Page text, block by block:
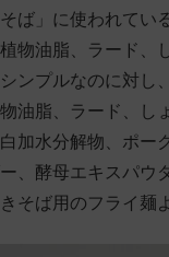
ば」に使われてい
物油脂、ラード、
ンプルなのに対し
油脂、ラード、し
加水分解物、ポー
、酵母エキスパウ
そば用のフライ麺